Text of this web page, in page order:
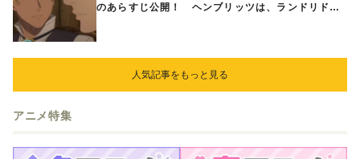
のあらすじ公開！ ヘンブリッツは、ランドリドに
人気記事をもっと見る
アニメ特集